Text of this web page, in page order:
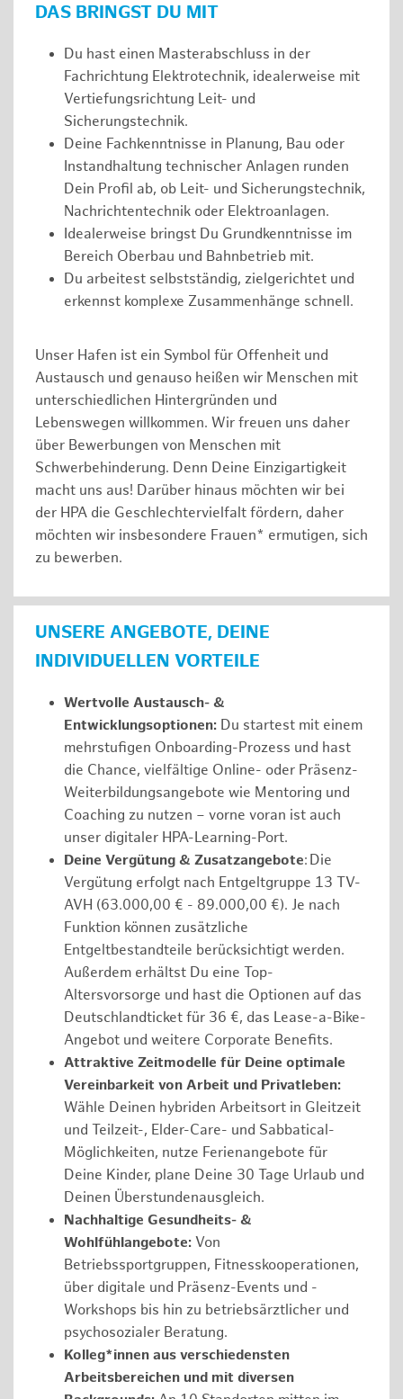
DAS BRINGST DU MIT
Du hast einen Masterabschluss in der
Fachrichtung Elektrotechnik, idealerweise mit
Vertiefungsrichtung Leit- und
Sicherungstechnik.
Deine Fachkenntnisse in Planung, Bau oder
Instandhaltung technischer Anlagen runden
Dein Profil ab, ob Leit- und Sicherungstechnik,
Nachrichtentechnik oder Elektroanlagen.
Idealerweise bringst Du Grundkenntnisse im
Bereich Oberbau und Bahnbetrieb mit.
Du arbeitest selbstständig, zielgerichtet und
erkennst komplexe Zusammenhänge schnell.
Unser Hafen ist ein Symbol für Offenheit und
Austausch und genauso heißen wir Menschen mit
unterschiedlichen Hintergründen und
Lebenswegen willkommen. Wir freuen uns daher
über Bewerbungen von Menschen mit
Schwerbehinderung. Denn Deine Einzigartigkeit
macht uns aus! Darüber hinaus möchten wir bei
der HPA die Geschlechtervielfalt fördern, daher
möchten wir insbesondere Frauen* ermutigen, sich
zu bewerben.
UNSERE ANGEBOTE, DEINE
INDIVIDUELLEN VORTEILE
Wertvolle Austausch- &
Entwicklungsoptionen: Du startest mit einem
mehrstufigen Onboarding-Prozess und hast
die Chance, vielfältige Online- oder Präsenz-
Weiterbildungsangebote wie Mentoring und
Coaching zu nutzen – vorne voran ist auch
unser digitaler HPA-Learning-Port.
Deine Vergütung & Zusatzangebote: Die
Vergütung erfolgt nach Entgeltgruppe 13 TV-
AVH (63.000,00 € - 89.000,00 €). Je nach
Funktion können zusätzliche
Entgeltbestandteile berücksichtigt werden.
Außerdem erhältst Du eine Top-
Altersvorsorge und hast die Optionen auf das
Deutschlandticket für 36 €, das Lease-a-Bike-
Angebot und weitere Corporate Benefits.
Attraktive Zeitmodelle für Deine optimale
Vereinbarkeit von Arbeit und Privatleben:
Wähle Deinen hybriden Arbeitsort in Gleitzeit
und Teilzeit-, Elder-Care- und Sabbatical-
Möglichkeiten, nutze Ferienangebote für
Deine Kinder, plane Deine 30 Tage Urlaub und
Deinen Überstundenausgleich.
Nachhaltige Gesundheits- &
Wohlfühlangebote: Von
Betriebssportgruppen, Fitnesskooperationen,
über digitale und Präsenz-Events und -
Workshops bis hin zu betriebsärztlicher und
psychosozialer Beratung.
Kolleg*innen aus verschiedensten
Arbeitsbereichen und mit diversen